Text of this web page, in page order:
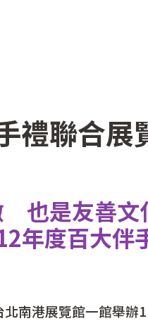
禮聯合展
也是友善文
年度百大伴
港展覽館一館舉辦